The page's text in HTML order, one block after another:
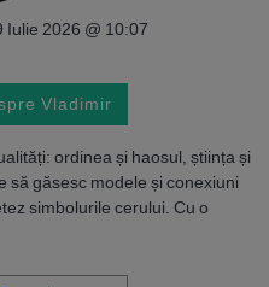
Iulie 2026 @ 10:07
Vladimir
ordinea și haosul, știința și
să găsesc modele și conexiuni
simbolurile cerului. Cu o